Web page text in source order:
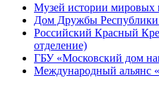
Музей истории мировых
Дом Дружбы Республики
Российский Красный
отделение)
ГБУ «Московский дом
Международный альянс